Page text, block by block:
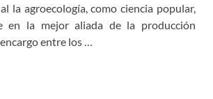
la agroecología, como ciencia popular,
en la mejor aliada de la producción
entre los …